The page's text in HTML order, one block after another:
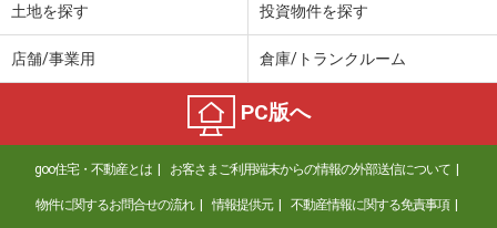
土地を探す 投資物件を探す
店舗/事業用 倉庫/トランクルーム
PC版へ
goo住宅・不動産とは お客さまご利用端末からの情報の外部送信について
物件に関するお問合せの流れ 情報提供元 不動産情報に関する免責事項